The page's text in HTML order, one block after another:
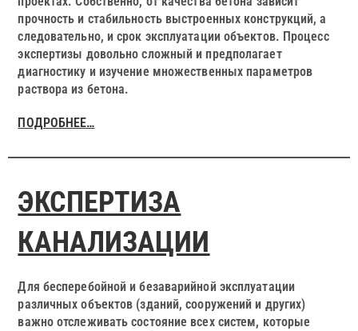
прочность и стабильность выстроенных конструкций, а
следовательно, и срок эксплуатации объектов. Процесс
экспертизы довольно сложный и предполагает
диагностику и изучение множественных параметров
раствора из бетона.
ПОДРОБНЕЕ…
ЭКСПЕРТИЗА
КАНАЛИЗАЦИИ
Для бесперебойной и безаварийной эксплуатации
различных объектов (зданий, сооружений и других)
важно отслеживать состояние всех систем, которые